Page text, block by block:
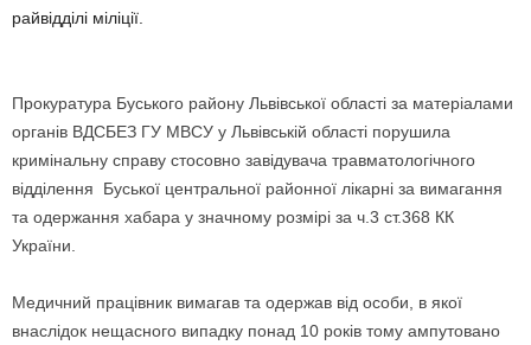
райвідділі міліції.
Прокуратура Буського району Львівської області за матеріалами
органів ВДСБЕЗ ГУ МВСУ у Львівській області порушила
кримінальну справу стосовно завідувача травматологічного
відділення Буської центральної районної лікарні за вимагання
та одержання хабара у значному розмірі за ч.3 ст.368 КК
України.
Медичний працівник вимагав та одержав від особи, в якої
внаслідок нещасного випадку понад 10 років тому ампутовано